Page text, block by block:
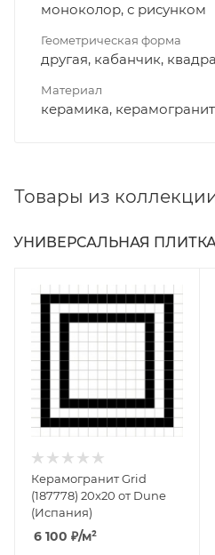
моноколор, с рисунком
Геометрическая форма
другая, кабанчик,
Материал
керамика, керамогранит
Товары из
УНИВЕРСАЛЬНАЯ
Керамогранит Grid
(187778) 20x20 от Dune
(Испания)
6 100 ₽/м²